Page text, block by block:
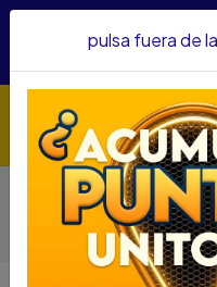
confianza&nbsp;Recibe
Inicio Herramientas
Pistolas
PISTOLA DE CALOR
2.000
pulsa fuera de